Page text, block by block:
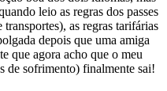
leio as regras dos passes
as regras tarifárias
depois que uma amiga
que agora acho que o meu
de sofrimento) finalmente sai!